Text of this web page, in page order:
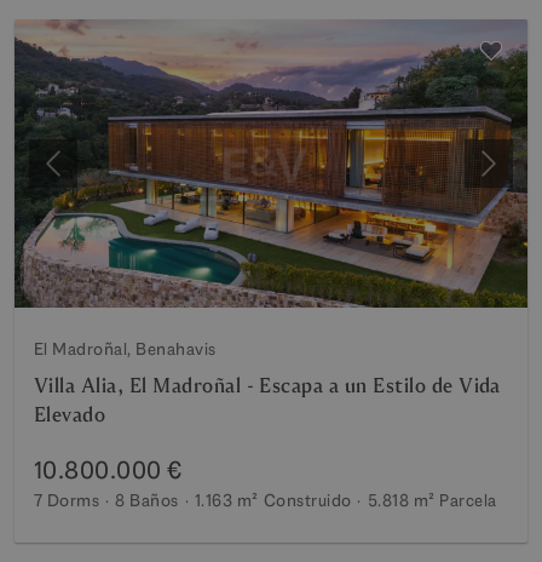
Anterior
El Madroñal, Benahavis
Villa Alia, El Madroñal - Escapa a un Estilo de Vida
Elevado
10.800.000 €
7 Dorms 8 Baños 1.163 m² Construido 5.818 m² Parcela